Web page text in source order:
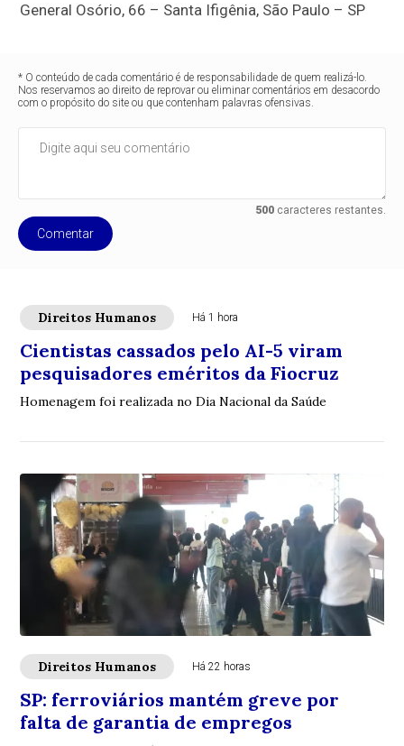
General Osório, 66 – Santa Ifigênia, São Paulo – SP
* O conteúdo de cada comentário é de responsabilidade de quem realizá-lo.
Nos reservamos ao direito de reprovar ou eliminar comentários em desacordo
com o propósito do site ou que contenham palavras ofensivas.
500caracteres restantes.
Comentar
Direitos Humanos Há 1 hora
Cientistas cassados pelo AI-5 viram
pesquisadores eméritos da Fiocruz
Homenagem foi realizada no Dia Nacional da Saúde
Direitos Humanos Há 22 horas
SP: ferroviários mantém greve por
falta de garantia de empregos